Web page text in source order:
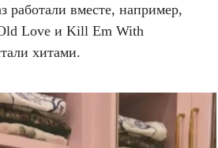
работали вместе, например,
Love и Kill Em With
хитами.